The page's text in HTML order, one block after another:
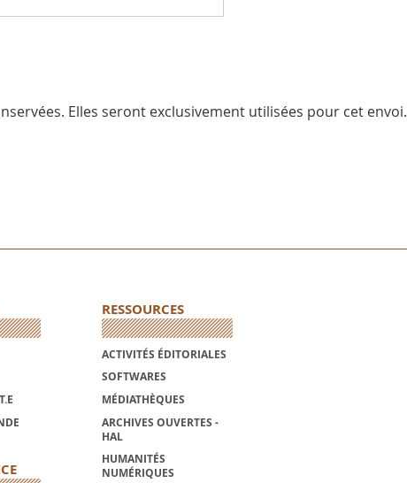
Elles seront exclusivement utilisées pour cet envoi.
RESSOURCES
ACTIVITÉS ÉDITORIALES
SOFTWARES
MÉDIATHÈQUES
ARCHIVES OUVERTES -
HAL
HUMANITÉS
NUMÉRIQUES